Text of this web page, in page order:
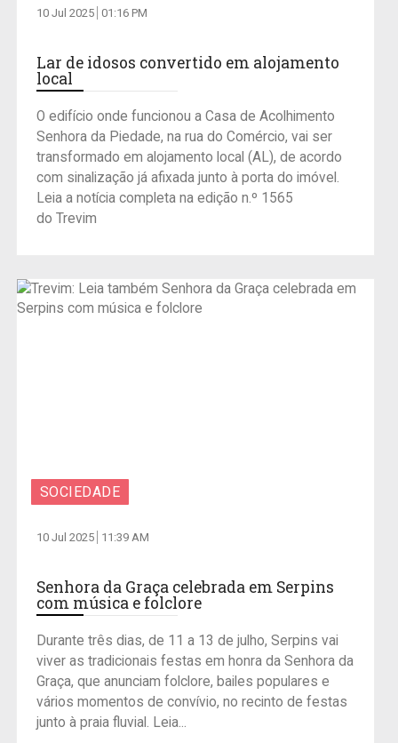
10 Jul 2025 01:16 PM
Lar de idosos convertido em alojamento
local
O edifício onde funcionou a Casa de Acolhimento
Senhora da Piedade, na rua do Comércio, vai ser
transformado em alojamento local (AL), de acordo
com sinalização já afixada junto à porta do imóvel.
Leia a notícia completa na edição n.º 1565
do Trevim
SOCIEDADE
10 Jul 2025 11:39 AM
Senhora da Graça celebrada em Serpins
com música e folclore
Durante três dias, de 11 a 13 de julho, Serpins vai
viver as tradicionais festas em honra da Senhora da
Graça, que anunciam folclore, bailes populares e
vários momentos de convívio, no recinto de festas
junto à praia fluvial. Leia...